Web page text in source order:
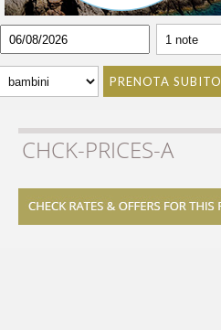
PRENOTA SUBITO
CHCK-PRICES-A